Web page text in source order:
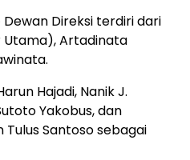
Direksi terdiri dari
Artadinata
Hajadi, Nanik J.
Yakobus, dan
Tulus Santoso sebagai